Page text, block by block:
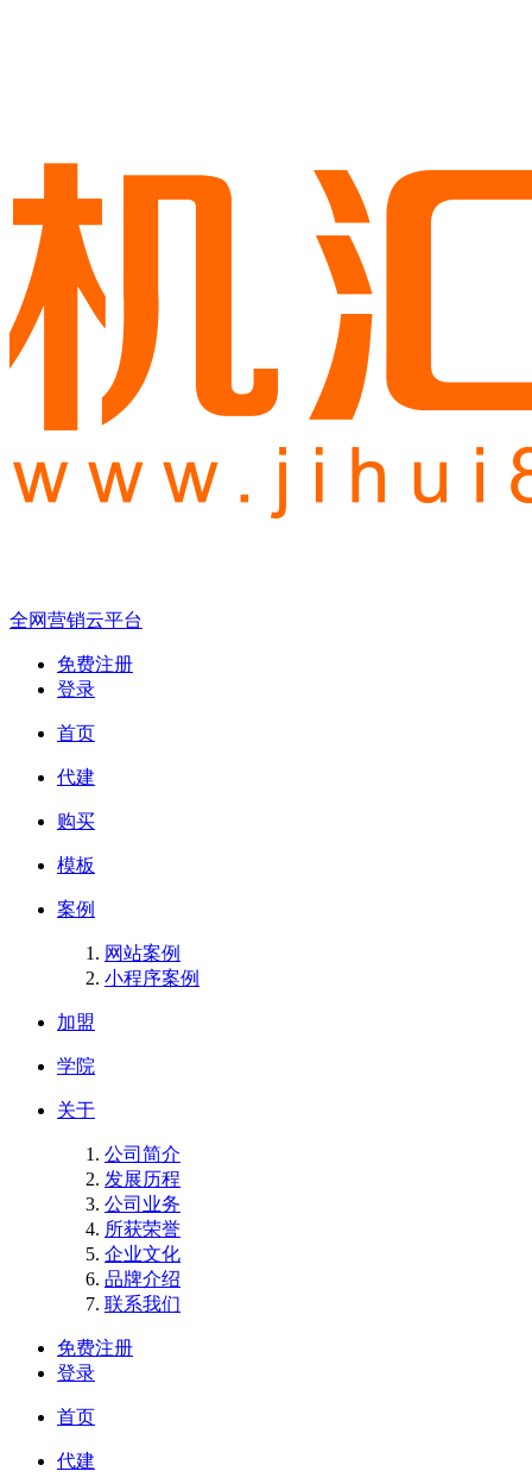
全网营销云平台
免费注册
登录
首页
代建
购买
模板
案例
网站案例
小程序案例
加盟
学院
关于
公司简介
发展历程
公司业务
所获荣誉
企业文化
品牌介绍
联系我们
免费注册
登录
首页
代建